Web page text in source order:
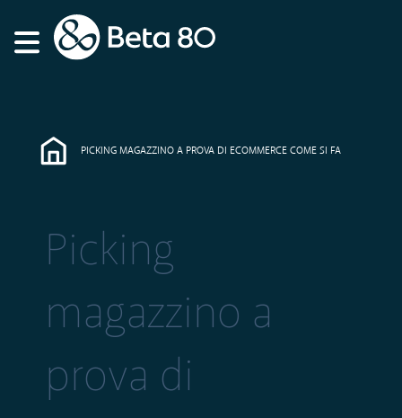
PICKING MAGAZZINO A PROVA DI ECOMMERCE COME SI FA
Picking
magazzino a
prova di